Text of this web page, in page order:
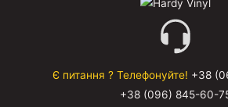
Є питання ? Телефонуйте! +38
+38 (096) 845-60-